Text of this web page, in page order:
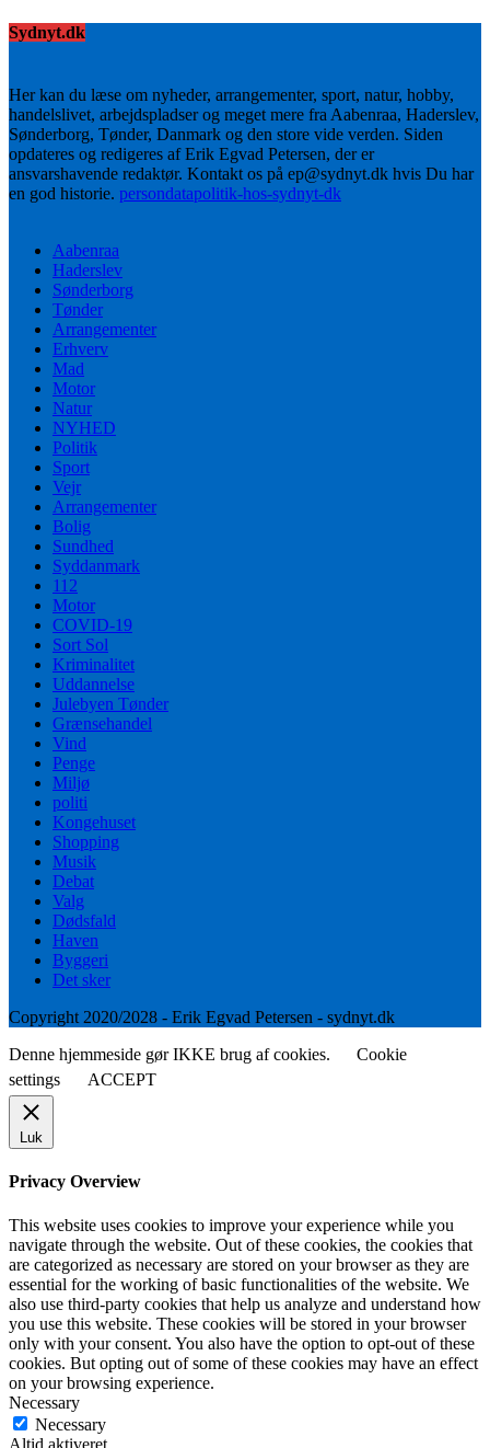
Sydnyt.dk
Her kan du læse om nyheder, arrangementer, sport, natur, hobby,
handelslivet, arbejdspladser og meget mere fra Aabenraa, Haderslev,
Sønderborg, Tønder, Danmark og den store vide verden. Siden
opdateres og redigeres af Erik Egvad Petersen, der er
ansvarshavende redaktør. Kontakt os på ep@sydnyt.dk hvis Du har
en god historie. persondatapolitik-hos-sydnyt-dk
Aabenraa
Haderslev
Sønderborg
Tønder
Arrangementer
Erhverv
Mad
Motor
Natur
NYHED
Politik
Sport
Vejr
Arrangementer
Bolig
Sundhed
Syddanmark
112
Motor
COVID-19
Sort Sol
Kriminalitet
Uddannelse
Julebyen Tønder
Grænsehandel
Vind
Penge
Miljø
politi
Kongehuset
Shopping
Musik
Debat
Valg
Dødsfald
Haven
Byggeri
Det sker
Copyright 2020/2028 - Erik Egvad Petersen - sydnyt.dk
Denne hjemmeside gør IKKE brug af cookies.
Cookie
settings
ACCEPT
Luk
Privacy Overview
This website uses cookies to improve your experience while you
navigate through the website. Out of these cookies, the cookies that
are categorized as necessary are stored on your browser as they are
essential for the working of basic functionalities of the website. We
also use third-party cookies that help us analyze and understand how
you use this website. These cookies will be stored in your browser
only with your consent. You also have the option to opt-out of these
cookies. But opting out of some of these cookies may have an effect
on your browsing experience.
Necessary
Necessary
Altid aktiveret